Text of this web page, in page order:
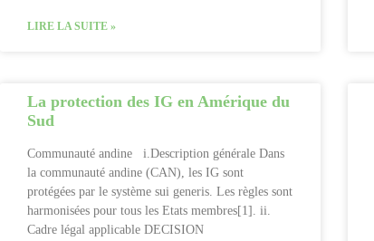
LIRE LA SUITE »
La protection des IG en Amérique du
Sud
Communauté andine i.Description générale Dans
la communauté andine (CAN), les IG sont
protégées par le système sui generis. Les règles sont
harmonisées pour tous les Etats membres[1]. ii.
Cadre légal applicable DECISION